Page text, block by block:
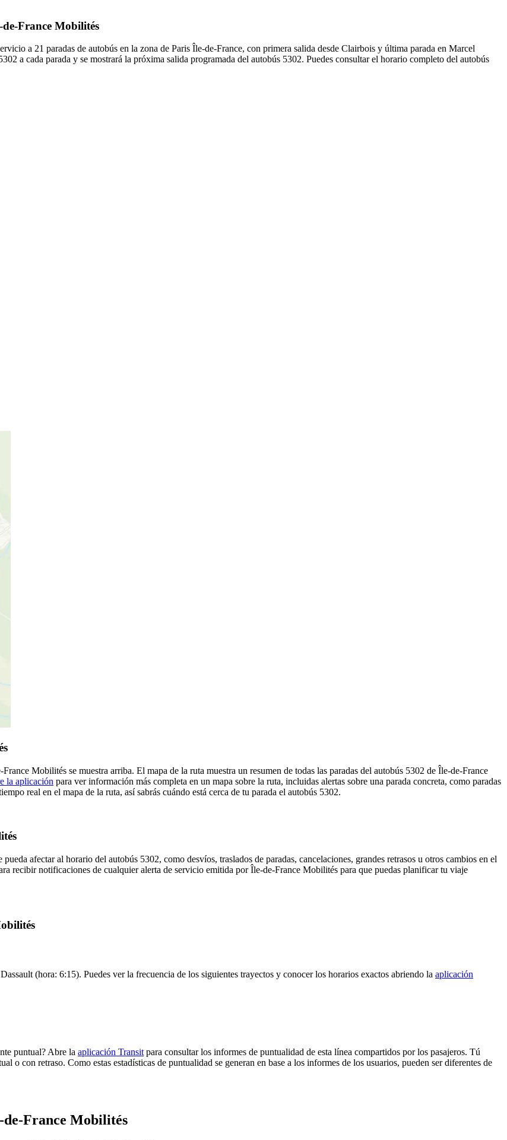
France Mobilités
a 21 paradas de autobús en la zona de Paris Île-de-France, con primera salida desde Clairbois y última parada en Marcel
a cada parada y se mostrará la próxima salida programada del autobús 5302. Puedes consultar el horario completo del autobús
Mobilités se muestra arriba. El mapa de la ruta muestra un resumen de todas las paradas del autobús 5302 de Île-de-France
la aplicación para ver información más completa en un mapa sobre la ruta, incluidas alertas sobre una parada concreta, como paradas
real en el mapa de la ruta, así sabrás cuándo está cerca de tu parada el autobús 5302.
afectar al horario del autobús 5302, como desvíos, traslados de paradas, cancelaciones, grandes retrasos u otros cambios en el
recibir notificaciones de cualquier alerta de servicio emitida por Île-de-France Mobilités para que puedas planificar tu viaje
(hora: 6:15). Puedes ver la frecuencia de los siguientes trayectos y conocer los horarios exactos abriendo la aplicación
puntual? Abre la aplicación Transit para consultar los informes de puntualidad de esta línea compartidos por los pasajeros. Tú
o con retraso. Como estas estadísticas de puntualidad se generan en base a los informes de los usuarios, pueden ser diferentes de
de-France Mobilités